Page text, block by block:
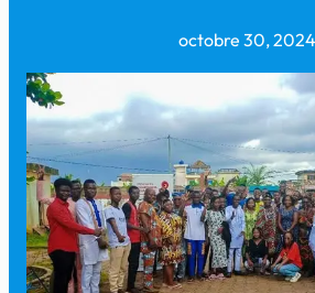
octobre 30, 2024